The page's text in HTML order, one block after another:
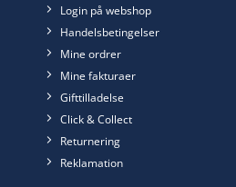
Login på webshop
Handelsbetingelser
Mine ordrer
Mine fakturaer
Gifttilladelse
Click & Collect
Returnering
Reklamation